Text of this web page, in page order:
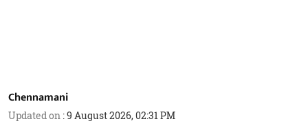
Chennamani
Updated on :9 August 2026, 02:31 PM